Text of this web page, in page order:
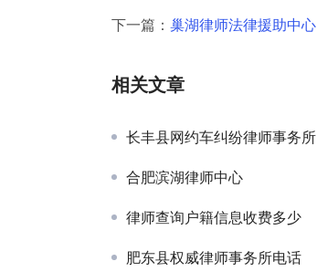
下一篇： 巢湖律师法律援助中心
相关文章
长丰县网约车纠纷律师事务所
合肥滨湖律师中心
律师查询户籍信息收费多少
肥东县权威律师事务所电话